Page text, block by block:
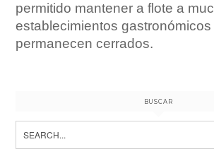
permitido mantener a flote a
establecimientos gastronómicos
permanecen cerrados.
BUSCAR